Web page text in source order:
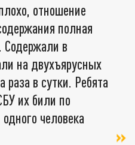
отношение
полная
Содержали в
на двухъярусных
раза в сутки. Ребята
их били по
человека